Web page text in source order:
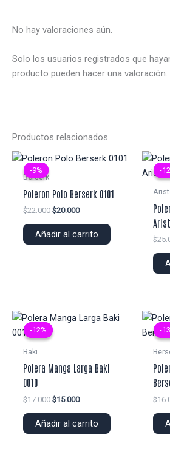
No hay valoraciones aún.
Solo los usuarios registrados que
producto pueden hacer una valoración.
Productos relacionados
-9%
-9%
Berserk
Poleron Polo Berserk 0101
$22.000 El
original
$20.000El
actual
Añadir al carrito
--
$
-12%
-12%
Baki
Polera Manga Larga Baki
0010
$17.000 El
original
$15.000El
actual
Añadir al carrito
--
$